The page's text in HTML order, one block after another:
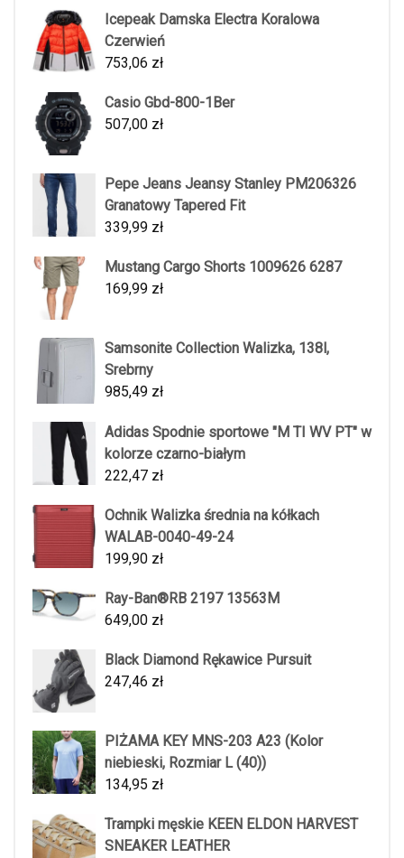
Icepeak Damska Electra Koralowa
Czerwień
753,06 zł
Casio Gbd-800-1Ber
507,00 zł
Pepe Jeans Jeansy Stanley PM206326
Granatowy Tapered Fit
339,99 zł
Mustang Cargo Shorts 1009626 6287
169,99 zł
Samsonite Collection Walizka, 138l,
Srebrny
985,49 zł
Adidas Spodnie sportowe "M TI WV PT" w
kolorze czarno-białym
222,47 zł
Ochnik Walizka średnia na kółkach
WALAB-0040-49-24
199,90 zł
Ray-Ban®RB 2197 13563M
649,00 zł
Black Diamond Rękawice Pursuit
247,46 zł
PIŻAMA KEY MNS-203 A23 (Kolor
niebieski, Rozmiar L (40))
134,95 zł
Trampki męskie KEEN ELDON HARVEST
SNEAKER LEATHER